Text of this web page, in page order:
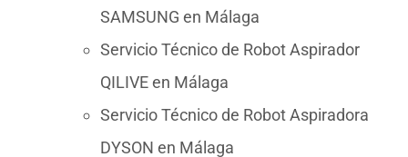
SAMSUNG en Málaga
Servicio Técnico de Robot Aspirador
QILIVE en Málaga
Servicio Técnico de Robot Aspiradora
DYSON en Málaga